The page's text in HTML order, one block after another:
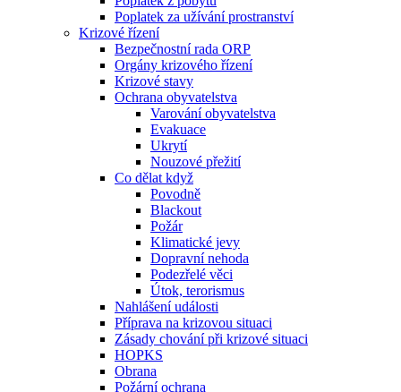
Poplatek za užívání prostranství
Krizové řízení
Bezpečnostní rada ORP
Orgány krizového řízení
Krizové stavy
Ochrana obyvatelstva
Varování obyvatelstva
Evakuace
Ukrytí
Nouzové přežití
Co dělat když
Povodně
Blackout
Požár
Klimatické jevy
Dopravní nehoda
Podezřelé věci
Útok, terorismus
Nahlášení události
Příprava na krizovou situaci
Zásady chování při krizové situaci
HOPKS
Obrana
Požární ochrana